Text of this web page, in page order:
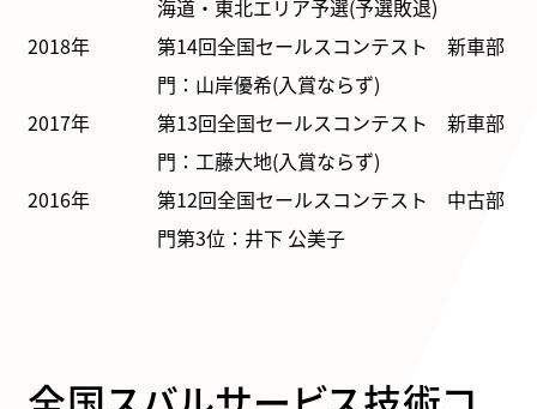
海道・東北エリア予選(予選敗退)
2018年
第14回全国セールスコンテスト 新車部
門：山岸優希(入賞ならず)
2017年
第13回全国セールスコンテスト 新車部
門：工藤大地(入賞ならず)
2016年
第12回全国セールスコンテスト 中古部
門第3位：井下 公美子